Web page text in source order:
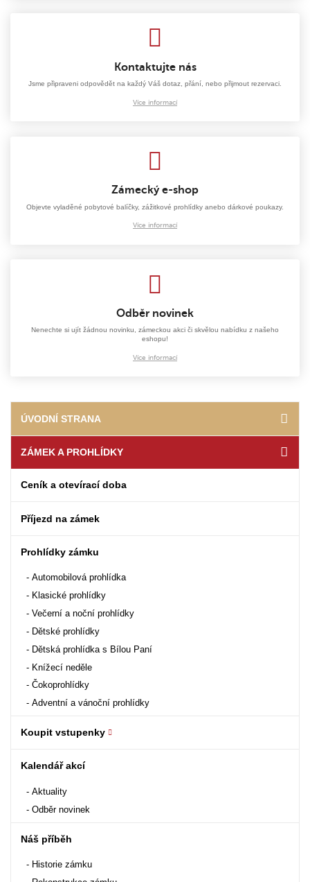
Kontaktujte nás
Jsme připraveni odpovědět na každý Váš dotaz, přání, nebo přijmout rezervaci.
Více informací
Zámecký e-shop
Objevte vyladěné pobytové balíčky, zážitkové prohlídky anebo dárkové poukazy.
Více informací
Odběr novinek
Nenechte si ujít žádnou novinku, zámeckou akci či skvělou nabídku z našeho
eshopu!
Více informací
ÚVODNÍ STRANA
ZÁMEK A PROHLÍDKY
Ceník a otevírací doba
Příjezd na zámek
Prohlídky zámku
Automobilová prohlídka
Klasické prohlídky
Večerní a noční prohlídky
Dětské prohlídky
Dětská prohlídka s Bílou Paní
Knížecí neděle
Čokoprohlídky
Adventní a vánoční prohlídky
Koupit vstupenky
Kalendář akcí
Aktuality
Odběr novinek
Náš příběh
Historie zámku